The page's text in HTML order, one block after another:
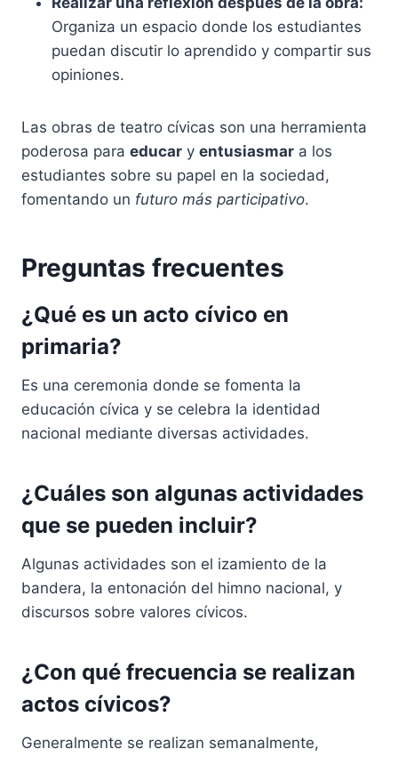
Organiza un espacio donde los estudiantes
puedan discutir lo aprendido y compartir sus
opiniones.
Las obras de teatro cívicas son una herramienta
poderosa para educar y entusiasmar a los
estudiantes sobre su papel en la sociedad,
fomentando un futuro más participativo.
Preguntas frecuentes
¿Qué es un acto cívico en
primaria?
Es una ceremonia donde se fomenta la
educación cívica y se celebra la identidad
nacional mediante diversas actividades.
¿Cuáles son algunas actividades
que se pueden incluir?
Algunas actividades son el izamiento de la
bandera, la entonación del himno nacional, y
discursos sobre valores cívicos.
¿Con qué frecuencia se realizan
actos cívicos?
Generalmente se realizan semanalmente,